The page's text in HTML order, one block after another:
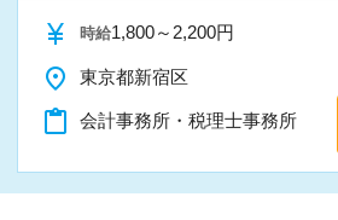
currency_yen 時給1,800～2,200円
place 東京都新宿区
content_paste 会計事務所・税理士事務所